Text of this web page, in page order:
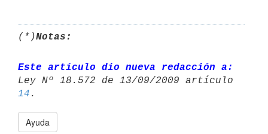
(*)Notas:
Este artículo dio nueva redacción a:
14
Ayuda